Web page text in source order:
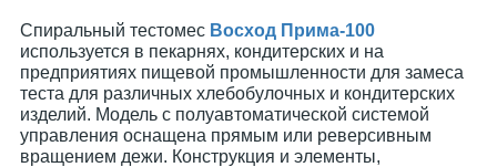
Спиральный тестомес Восход Прима-100
используется в пекарнях, кондитерских и на
предприятиях пищевой промышленности для замеса
теста для различных хлебобулочных и кондитерских
изделий. Модель с полуавтоматической системой
управления оснащена прямым или реверсивным
вращением дежи. Конструкция и элементы,